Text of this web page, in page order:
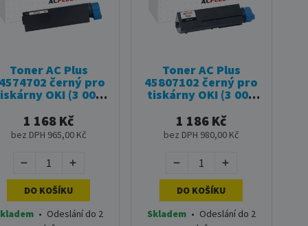
Toner AC Plus
černý pro
OKI (3 000
1 168 Kč
bez DPH 965,00 Kč
DO KOŠÍKU
• Odeslání do 2
Toner AC Plus
45807102 černý pro
tiskárny OKI (3 000
1 186 Kč
bez DPH 980,00 Kč
DO KOŠÍKU
Skladem • Odeslání do 2